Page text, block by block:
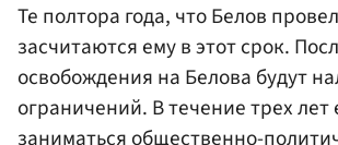
Те полтора года, что Белов
засчитаются ему в этот срок.
освобождения на Белова будут
ограничений. В течение трех лет
заниматься общественно-